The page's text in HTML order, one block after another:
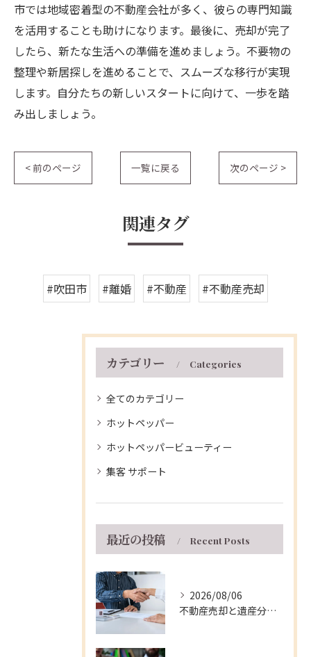
市では地域密着型の不動産会社が多く、彼らの専門知識
を活用することも助けになります。最後に、売却が完了
したら、新たな生活への準備を進めましょう。不要物の
整理や新居探しを進めることで、スムーズな移行が実現
します。自分たちの新しいスタートに向けて、一歩を踏
み出しましょう。
< 前のページ 一覧に戻る 次のページ >
関連タグ
#吹田市 #離婚 #不動産 #不動産売却
カテゴリー Categories
全てのカテゴリー
ホットペッパー
ホットペッパービューティー
集客 サポート
最近の投稿 Recent Posts
2026/08/06
不動産売却と遺産分割を兵庫県伊丹市で円滑に進める実践的な手順と注意点